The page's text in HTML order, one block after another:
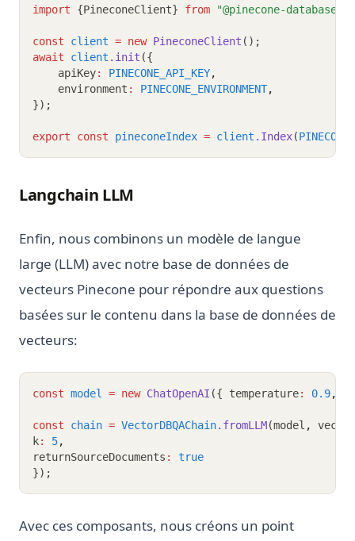
import {PineconeClient} from "@pinecone-database/
const client = new PineconeClient ();
await
client .init ({
    apiKey
: PINECONE_API_KEY,
    environment
: PINECONE_ENVIRONMENT,
});
export const pineconeIndex = client .Index(
Langchain LLM
Enfin, nous combinons un modèle de langue
large (LLM) avec notre base de données de
vecteurs Pinecone pour répondre aux questions
basées sur le contenu dans la base de données de
vecteurs:
const model = new ChatOpenAI ({ temperature: 0.9,
const chain = VectorDBQAChain.fromLLM(model ,
k: 5,
returnSourceDocuments :
true
});
Avec ces composants, nous créons un point